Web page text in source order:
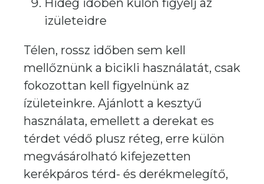
Hideg időben külön figyelj az
izületeidre
Télen, rossz időben sem kell
mellőznünk a bicikli használatát, csak
fokozottan kell figyelnünk az
ízületeinkre. Ajánlott a kesztyű
használata, emellett a derekat es
térdet védő plusz réteg, erre külön
megvásárolható kifejezetten
kerékpáros térd- és derékmelegítő,